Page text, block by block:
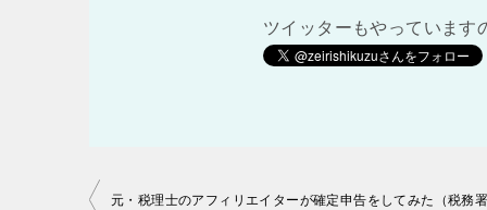
ツイッターもやっています
投